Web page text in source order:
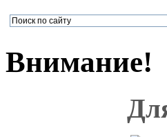
Внимание!